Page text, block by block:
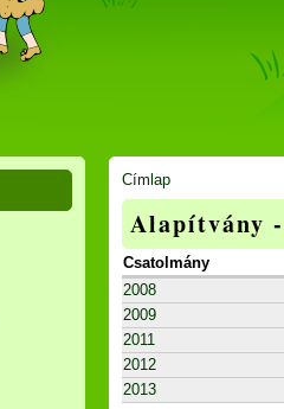
Címlap
Alapítvány
Csatolmány
2008
2009
2011
2012
2013